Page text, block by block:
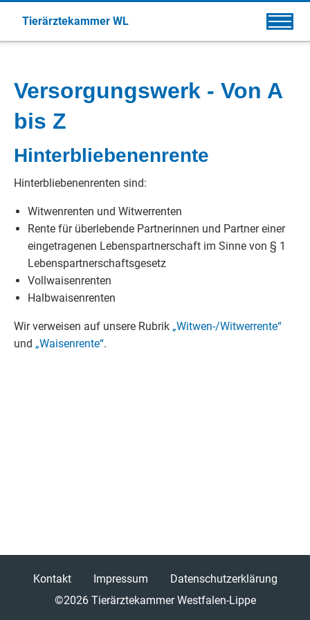
Tierärztekammer WL
Versorgungswerk - Von A
bis Z
Hinterbliebenenrente
Hinterbliebenenrenten sind:
Witwenrenten und Witwerrenten
Rente für überlebende Partnerinnen und Partner einer
eingetragenen Lebenspartnerschaft im Sinne von § 1
Lebenspartnerschaftsgesetz
Vollwaisenrenten
Halbwaisenrenten
Wir verweisen auf unsere Rubrik „Witwen-/Witwerrente“
und „Waisenrente“.
©2026 Tierärztekammer Westfalen-Lippe
Kontakt Impressum Datenschutzerklärung